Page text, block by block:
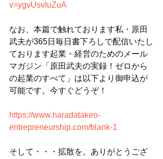
v=ygvUsvIuZuA
なお、本篇で触れております私・原田
武夫が365日毎日書下ろしで配信いたし
ております起業・経営のためのメール
マガジン「原田武夫の実録！ゼロから
の起業のすべて」は以下より御申込が
可能です。今すぐどうぞ！
https://www.haradatakeo-
entrepreneurship.com/blank-1
そして・・・拡散を。ありがとうござ